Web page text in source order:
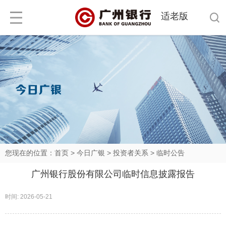
适老版
您现在的位置： 首页 > 今日广银 > 投资者关系 > 临时公告
广州银行股份有限公司临时信息披露报告
时间: 2026-05-21